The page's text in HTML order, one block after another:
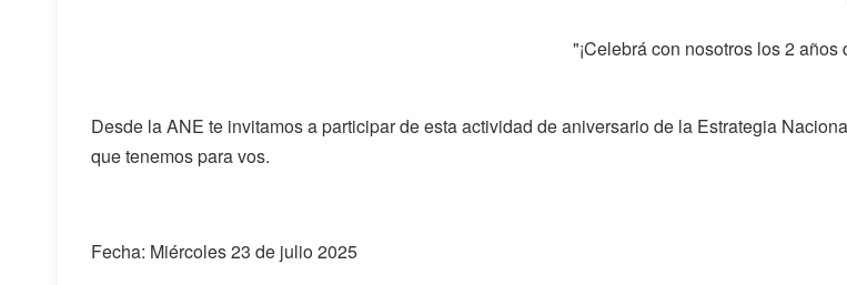
"¡Celebrá con nosotros los 2 años
Desde la ANE te invitamos a participar de esta actividad de aniversario de la Estrategia
que tenemos para vos.
Fecha: Miércoles 23 de julio 2025